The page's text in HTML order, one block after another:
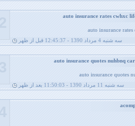
auto insurance
سه شنبه 4 مرداد 1390 - 12:45:37 قبل از ظهر
auto insurance quotes
سه شنبه 11 مرداد 1390 - 11:50:03 بعد از ظهر